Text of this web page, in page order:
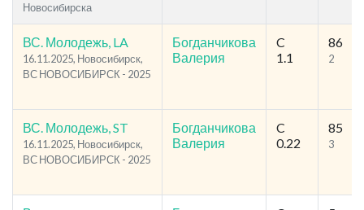
Новосибирска
ВС. Молодежь, LA
16.11.2025, Новосибирск,
ВС НОВОСИБИРСК - 2025
Богданчикова
Валерия
C
1.1
86
2
ВС. Молодежь, ST
16.11.2025, Новосибирск,
ВС НОВОСИБИРСК - 2025
Богданчикова
Валерия
C
0.22
85
3